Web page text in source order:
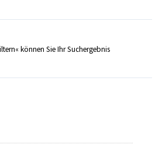
können Sie Ihr Suchergebnis